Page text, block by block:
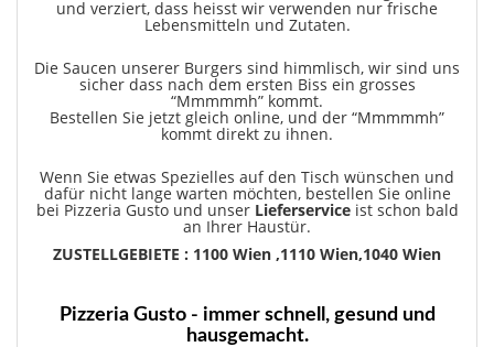
und verziert, dass heisst wir verwenden nur frische
Lebensmitteln und Zutaten.
Die Saucen unserer Burgers sind himmlisch, wir sind uns
sicher dass nach dem ersten Biss ein grosses
“Mmmmmh” kommt.
Bestellen Sie jetzt gleich online, und der “Mmmmmh”
kommt direkt zu ihnen.
Wenn Sie etwas Spezielles auf den Tisch wünschen und
dafür nicht lange warten möchten, bestellen Sie online
bei Pizzeria Gusto und unser Lieferserviceist schon bald
an Ihrer Haustür.
ZUSTELLGEBIETE : 1100 Wien ,1110 Wien,1040 Wien
Pizzeria Gusto - immer schnell, gesund und
hausgemacht.